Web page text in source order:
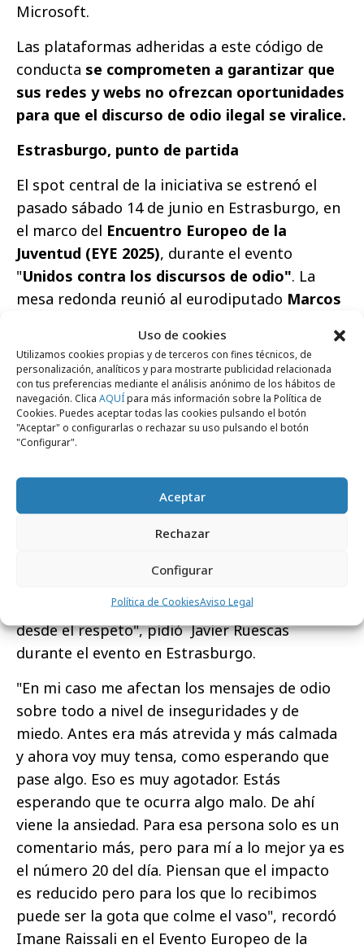
Uso de cookies
Utilizamos cookies propias y de terceros con fines técnicos, de
personalización, analíticos y para mostrarte publicidad relacionada
con tus preferencias mediante el análisis anónimo de los hábitos de
navegación. Clica AQUÍpara más información sobre la Política de
Cookies. Puedes aceptar todas las cookies pulsando el botón
"Aceptar" o configurarlas o rechazar su uso pulsando el botón
"Configurar".
Aceptar
Rechazar
Configurar
Política de CookiesAviso Legal
Microsoft.
Las plataformas adheridas a este código de
conducta se comprometen a garantizar que
sus redes y webs no ofrezcan oportunidades
para que el discurso de odio ilegal se viralice.
Estrasburgo, punto de partida
El spot central de la iniciativa se estrenó el
pasado sábado 14 de junio en Estrasburgo, en
el marco del Encuentro Europeo de la
Juventud (EYE 2025), durante el evento
"Unidos contra los discursos de odio". La
mesa redonda reunió al eurodiputado Marcos
creadores de contenidoJavier Ruescas
Imane Raissali, en un espacio de diálogo
intergeneracional sobre el papel de la
juventud frente al odio digital.
“Lo que pasa en la red no se queda en la red
vidas, sus circunstancias, su entorno y su salud
mental. Tenemos que ser conscientes de que
todo el daño que hacemos a través de la red
afecta a quien lo recibe tanto como a su
guiarnos por la educación y tratar de hablar
desde el respeto", pidió Javier Ruescas
durante el evento en Estrasburgo.
"En mi caso me afectan los mensajes de odio
sobre todo a nivel de inseguridades y de
miedo. Antes era más atrevida y más calmada
y ahora voy muy tensa, como esperando que
pase algo. Eso es muy agotador. Estás
esperando que te ocurra algo malo. De ahí
viene la ansiedad. Para esa persona solo es un
comentario más, pero para mí a lo mejor ya es
el número 20 del día. Piensan que el impacto
es reducido pero para los que lo recibimos
puede ser la gota que colme el vaso", recordó
Imane Raissali en el Evento Europeo de la